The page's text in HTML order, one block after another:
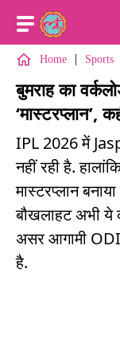
Home | Sports
बुमराह का
‘मास्टरप्लान’,
IPL 2026 में
नहीं रही है.
मास्टरप्लान
बौखलाहट अभी ये
असर आगामी
है.